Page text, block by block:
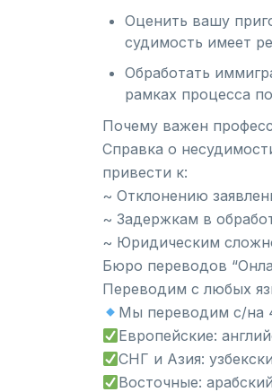
Оценить вашу
судимость имеет
Обработать
рамках процесса
Почему важен
Справка о
привести к:
~ Отклонению
~ Задержкам в
~ Юридическим
Бюро переводов
Переводим с любых
Мы переводим с/на
Европейские:
СНГ и Азия:
Восточные: